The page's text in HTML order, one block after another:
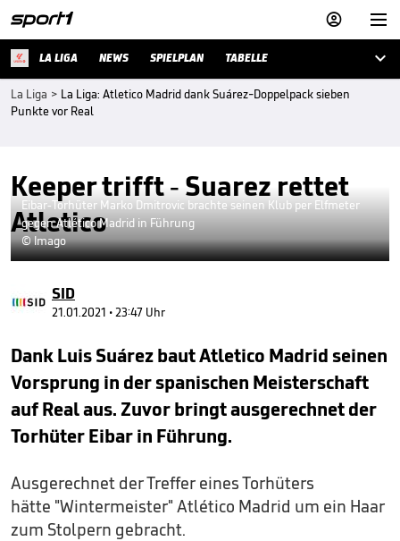


LA LIGA NEWS SPIELPLAN TABELLE 
La Liga > La Liga: Atletico Madrid dank Suárez-Doppelpack sieben
Punkte vor Real
Keeper trifft - Suarez rettet
Atletico
Eibar-Torhüter Marko Dmitrovic brachte seinen Klub per Elfmeter
gegen Atlético Madrid in Führung
© Imago
SID
21.01.2021 • 23:47 Uhr
Dank Luis Suárez baut Atletico Madrid seinen
Vorsprung in der spanischen Meisterschaft
auf Real aus. Zuvor bringt ausgerechnet der
Torhüter Eibar in Führung.
Ausgerechnet der Treffer eines Torhüters
hätte "Wintermeister" Atlético Madrid um ein Haar
zum Stolpern gebracht.